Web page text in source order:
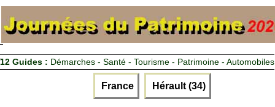
12 Guides : Démarches - Santé - Tourisme - Patrimoine - Automobiles
France Hérault (34)